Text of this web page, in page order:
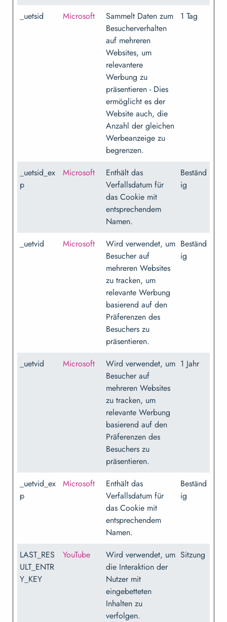
_uetsid Microsoft
Sammelt Daten zum
Besucherverhalten
auf mehreren
Websites, um
relevantere
Werbung zu
präsentieren - Dies
ermöglicht es der
Website auch, die
Anzahl der gleichen
Werbeanzeige zu
begrenzen.
1 Tag
_uetsid_ex
p
Microsoft
Enthält das
Verfallsdatum für
das Cookie mit
entsprechendem
Namen.
Beständ
ig
_uetvid Microsoft
Wird verwendet, um
Besucher auf
mehreren Websites
zu tracken, um
relevante Werbung
basierend auf den
Präferenzen des
Besuchers zu
präsentieren.
Beständ
ig
_uetvid Microsoft
Wird verwendet, um
Besucher auf
mehreren Websites
zu tracken, um
relevante Werbung
basierend auf den
Präferenzen des
Besuchers zu
präsentieren.
1 Jahr
_uetvid_ex
p
Microsoft
Enthält das
Verfallsdatum für
das Cookie mit
entsprechendem
Namen.
Beständ
ig
LAST_RES
ULT_ENTR
Y_KEY
YouTube
Wird verwendet, um
die Interaktion der
Nutzer mit
eingebetteten
Inhalten zu
verfolgen.
Sitzung